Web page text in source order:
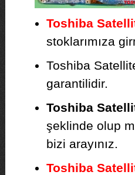
Toshiba
stoklarımıza
Toshiba
garantilidir.
Toshiba
şeklinde olup
bizi arayınız.
Toshiba